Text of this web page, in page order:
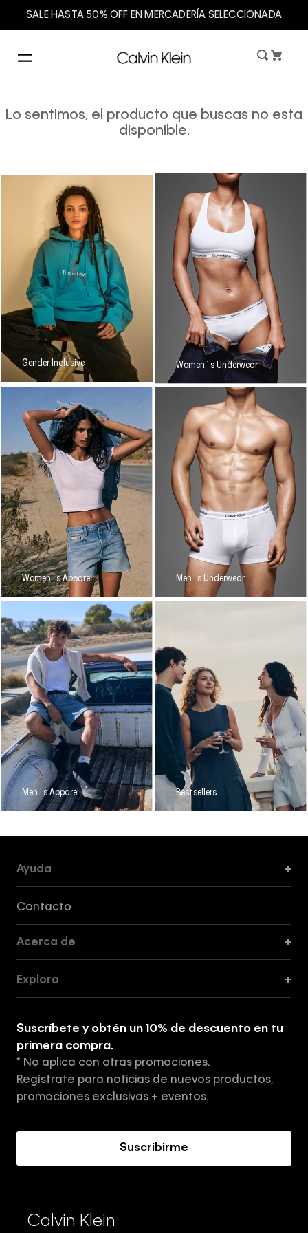
SALE HASTA 50% OFF EN MERCADERÍA SELECCIONADA
Lo sentimos, el producto que buscas no esta
disponible.
Gender Inclusive Women´s Underwear
Women´s Apparel Men´s Underwear
Men´s Apparel Bestsellers
Ayuda +
Contacto
Acerca de +
Tiendas
Aviso de privacidad
Términos y Condiciones
Explora +
Suscríbete y obtén un 10% de descuento en tu
primera compra.
* No aplica con otras promociones.
Regístrate para noticias de nuevos productos,
promociones exclusivas + eventos.
Suscribirme
Calvin Klein